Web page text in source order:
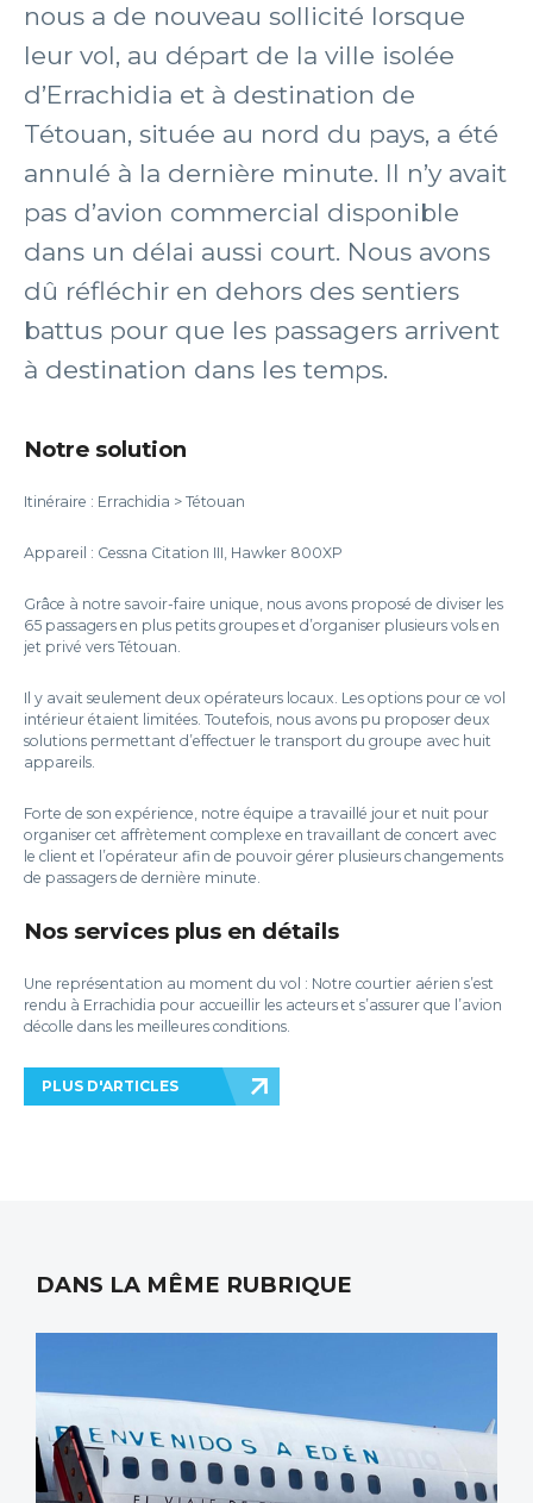
nous a de nouveau sollicité lorsque
leur vol, au départ de la ville isolée
d’Errachidia et à destination de
Tétouan, située au nord du pays, a été
annulé à la dernière minute. Il n’y avait
pas d’avion commercial disponible
dans un délai aussi court. Nous avons
dû réfléchir en dehors des sentiers
battus pour que les passagers arrivent
à destination dans les temps.
Notre solution
Itinéraire : Errachidia > Tétouan
Appareil : Cessna Citation III, Hawker 800XP
Grâce à notre savoir-faire unique, nous avons proposé de diviser les
65 passagers en plus petits groupes et d’organiser plusieurs vols en
jet privé vers Tétouan.
Il y avait seulement deux opérateurs locaux. Les options pour ce vol
intérieur étaient limitées. Toutefois, nous avons pu proposer deux
solutions permettant d’effectuer le transport du groupe avec huit
appareils.
Forte de son expérience, notre équipe a travaillé jour et nuit pour
organiser cet affrètement complexe en travaillant de concert avec
le client et l’opérateur afin de pouvoir gérer plusieurs changements
de passagers de dernière minute.
Nos services plus en détails
Une représentation au moment du vol : Notre courtier aérien s’est
rendu à Errachidia pour accueillir les acteurs et s’assurer que l’avion
décolle dans les meilleures conditions.
PLUS D'ARTICLES
DANS LA MÊME RUBRIQUE